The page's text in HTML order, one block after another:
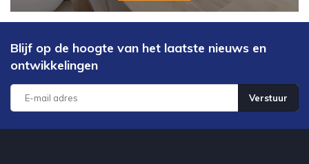
Blijf op de hoogte van het laatste nieuws en
ontwikkelingen
Verstuur